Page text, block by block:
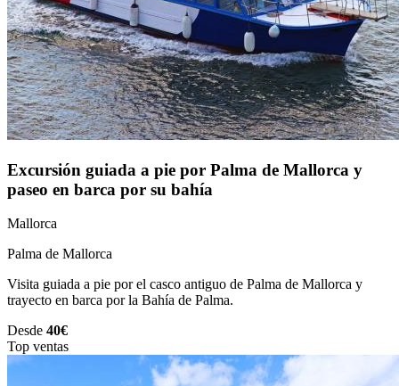
Excursión guiada a pie por Palma de Mallorca y
paseo en barca por su bahía
Mallorca
Palma de Mallorca
Visita guiada a pie por el casco antiguo de Palma de Mallorca y
trayecto en barca por la Bahía de Palma.
Desde 40€
Top ventas